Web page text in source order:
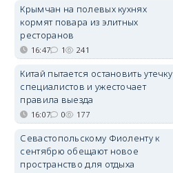
Крымчан на полевых кухнях
кормят повара из элитных
ресторанов
16:47 1 241
Китай пытается остановить утечку
специалистов и ужесточает
правила выезда
16:07 0 177
Севастопольскому Фиоленту к
сентябрю обещают новое
пространство для отдыха